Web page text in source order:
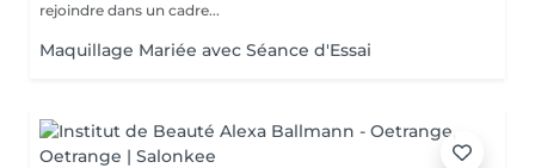
rejoindre dans un cadre...
Maquillage Mariée avec Séance d'Essai